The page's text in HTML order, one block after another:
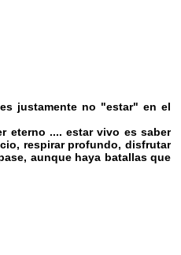
justamente no "estar" en el
eterno .... estar vivo es saber
respirar profundo, disfrutar
aunque haya batallas que